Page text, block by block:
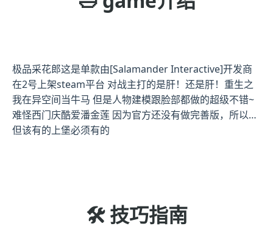
极品采花郎这是单款由[Salamander Interactive]开发商
在2号上架steam平台 对战主打的是肝！还是肝！重生之
我在异空间当牛马 但是人物建模跟脸部都做的超级不错~
难怪西门庆酷爱潘金莲 因为官方还没有做完善版，所以…
但该有的上堡必须有的
🛠️ 技巧指南